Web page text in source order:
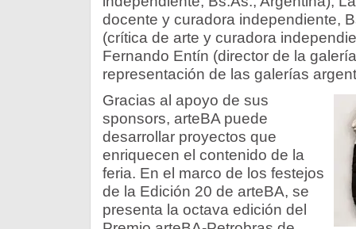
docente y curadora independiente,
(crítica de arte y curadora
Fernando Entín (director de la
representación de las galerías
Gracias al apoyo de sus
sponsors, arteBA puede
desarrollar proyectos que
enriquecen el contenido de la
feria. En el marco de los festejos
de la Edición 20 de arteBA, se
presenta la octava edición del